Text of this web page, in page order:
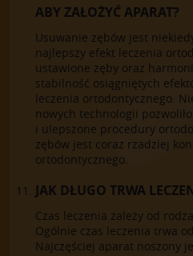
ABY ZAŁOŻYĆ APARAT?
Usuwanie zębów jest
najlepszy efekt leczenia
ustawione zęby oraz
stabilność osiągniętych
leczenia ortodontycznego.
nowych technologii
i ulepszone procedury
zębów jest coraz rzadziej
ortodontycznego.
JAK DŁUGO TRWA
Czas leczenia zależy od
Ogólnie czas leczenia trwa
Najczęściej aparat noszony